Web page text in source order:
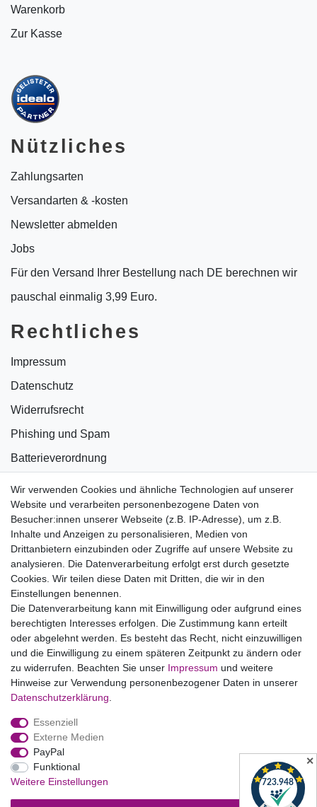
Wir verwenden Cookies und ähnliche Technologien auf unserer
Website und verarbeiten personenbezogene Daten von
Besucher:innen unserer Webseite (z.B. IP-Adresse), um z.B.
Inhalte und Anzeigen zu personalisieren, Medien von
Drittanbietern einzubinden oder Zugriffe auf unsere Website zu
analysieren. Die Datenverarbeitung erfolgt erst durch gesetzte
Cookies. Wir teilen diese Daten mit Dritten, die wir in den
Einstellungen benennen.
Die Datenverarbeitung kann mit Einwilligung oder aufgrund eines
berechtigten Interesses erfolgen. Die Zustimmung kann erteilt
oder abgelehnt werden. Es besteht das Recht, nicht einzuwilligen
und die Einwilligung zu einem späteren Zeitpunkt zu ändern oder
zu widerrufen. Beachten Sie unser Impressum und weitere
Hinweise zur Verwendung personenbezogener Daten in unserer
Daten­schutz­erklärung
Essenziell
Externe Medien
PayPal
Funktional
Weitere Einstellungen
Warenkorb
Zur Kasse
Nützliches
Zahlungsarten
Versandarten & -kosten
Newsletter abmelden
Jobs
Für den Versand Ihrer Bestellung nach DE berechnen wir
pauschal einmalig 3,99 Euro.
Rechtliches
Impressum
Datenschutz
Widerrufsrecht
Phishing und Spam
Batterieverordnung
Bildnachweise
AGB
Vertrag widerrufen
B2BKunden
Zum Händlerbereich
PrivatKunden
Neukundenanmeldung
Mein Konto
Zahlung & Versand ✕